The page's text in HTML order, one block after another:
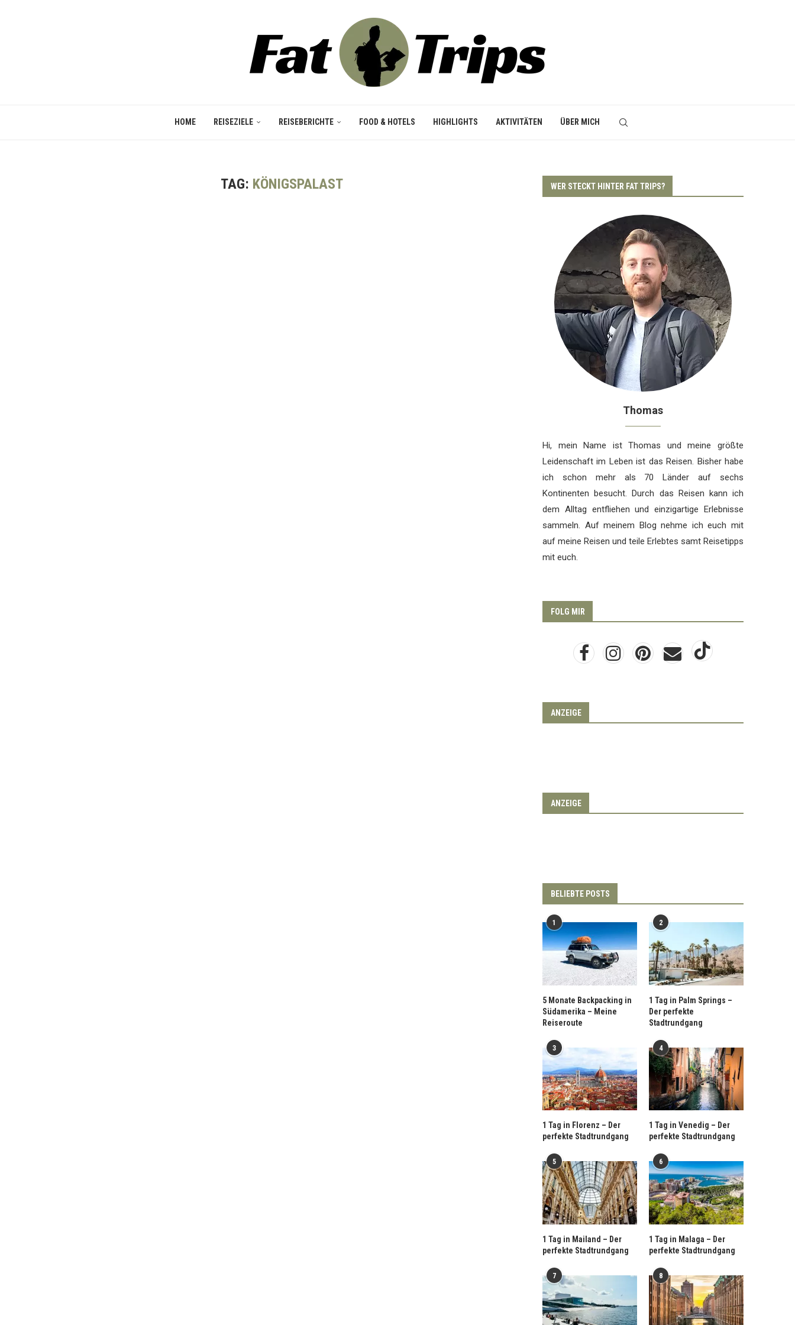
HOME REISEZIELE REISEBERICHTE FOOD & HOTELS HIGHLIGHTS AKTIVITÄTEN ÜBER MICH
TAG: KÖNIGSPALAST WER STECKT HINTER FAT TRIPS?
Thomas
Hi, mein Name ist Thomas und meine größte
Leidenschaft im Leben ist das Reisen. Bisher habe
ich schon mehr als 70 Länder auf sechs
Kontinenten besucht. Durch das Reisen kann ich
dem Alltag entfliehen und einzigartige Erlebnisse
sammeln. Auf meinem Blog nehme ich euch mit
auf meine Reisen und teile Erlebtes samt Reisetipps
mit euch.
FOLG MIR
ANZEIGE
ANZEIGE
BELIEBTE POSTS
1
5 Monate Backpacking in
Südamerika – Meine
Reiseroute
2
1 Tag in Palm Springs –
Der perfekte
Stadtrundgang
3
1 Tag in Florenz – Der
perfekte Stadtrundgang
4
1 Tag in Venedig – Der
perfekte Stadtrundgang
5
1 Tag in Mailand – Der
perfekte Stadtrundgang
6
1 Tag in Malaga – Der
perfekte Stadtrundgang
7 8